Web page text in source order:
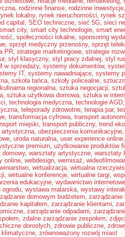
, rodzinne finanse, rodzinne inwestycje,
lokalny, rynek nieruchomości, rynek
capital , SEO techniczne, sieć 5G, sieci
city, smart city technologie, smart
, społeczności lokalne, sponsoring
, sprzęt medyczny przenośny, sprzęt
PR, strategie marketingowe, strategie
, styl klasyczny, styl pracy zdalnej, styl
w sprzedaży, systemy dokumentów,
IT, systemy nawadniające, systemy
, szkoła tańca, szkoły policealne,
regionalna, sztuka negocjacji,
, sztuka użytkowa domowa, sztuka w
, technologia medyczna, technologie AGD,
, teleporady zdrowotne, terapia par,
, transformacja cyfrowa, transport
miejski, transport publiczny, trend
, ubezpieczenia komunikacyjne,
, uroda naturalna, user experience online,
premium, użytkowanie produktów
domowy, warsztaty artystyczne, warsztaty
online, webdesign, wernisaż,
winiarstwo, wirtualizacja, wirtualna
, wirtualne konferencje, wirtualne targi,
edukacyjne, wydawnictwo
ogrodu, wystawa malarska, wystawy
domowym budżetem, zarządzanie
kapitałem, zarządzanie klientami,
, zarządzanie odpadami,
, zdalne zarządzanie zespołem,
dorosłych, zdrowie publiczne,
, zrównoważony rozwój miast